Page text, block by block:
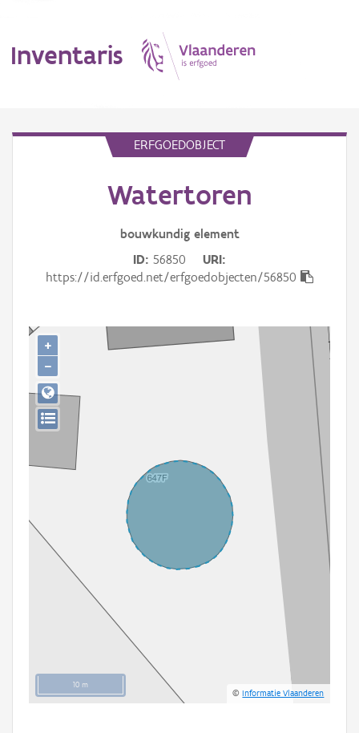
Inventaris
Gebeurtenis
Persoon of collectief
Downloads
Aanmelden
ERFGOEDOBJECT
Watertoren
bouwkundig element
ID 56850
URI
https://id.erfgoed.net/erfgoedobjecten/56850
10 m
©Informatie Vlaanderen
+
−